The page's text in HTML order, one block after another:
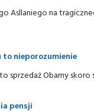
Asllaniego na
to nieporozumienie
sprzedaż Obamy
pensji